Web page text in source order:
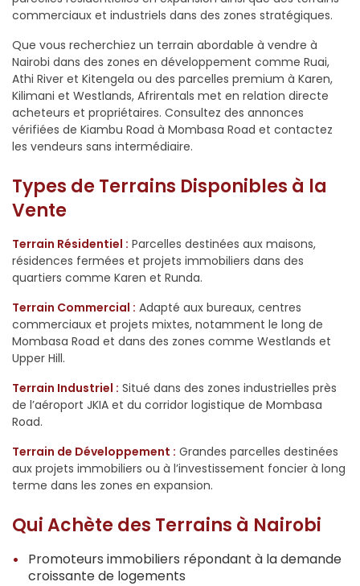
commerciaux et industriels dans des zones stratégiques.
Que vous recherchiez un terrain abordable à vendre à
Nairobi dans des zones en développement comme Ruai,
Athi River et Kitengela ou des parcelles premium à Karen,
Kilimani et Westlands, Afrirentals met en relation directe
acheteurs et propriétaires. Consultez des annonces
vérifiées de Kiambu Road à Mombasa Road et contactez
les vendeurs sans intermédiaire.
Types de Terrains Disponibles à la
Vente
Terrain Résidentiel : Parcelles destinées aux maisons,
résidences fermées et projets immobiliers dans des
quartiers comme Karen et Runda.
Terrain Commercial : Adapté aux bureaux, centres
commerciaux et projets mixtes, notamment le long de
Mombasa Road et dans des zones comme Westlands et
Upper Hill.
Terrain Industriel : Situé dans des zones industrielles près
de l’aéroport JKIA et du corridor logistique de Mombasa
Road.
Terrain de Développement : Grandes parcelles destinées
aux projets immobiliers ou à l’investissement foncier à long
terme dans les zones en expansion.
Qui Achète des Terrains à Nairobi
Promoteurs immobiliers répondant à la demande
croissante de logements